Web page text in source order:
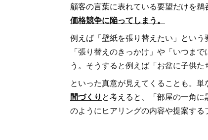
顧客の言葉に表れている要望だけを鵜
価格競争に陥ってしまう。
例えば「壁紙を張り替えたい」という
「張り替えのきっかけ」や「いつま
う。そうすると例えば「お盆に子供
といった真意が見えてくることも。単
間づくり と考えると、「部屋の一角
のようにヒアリングの内容や提案する